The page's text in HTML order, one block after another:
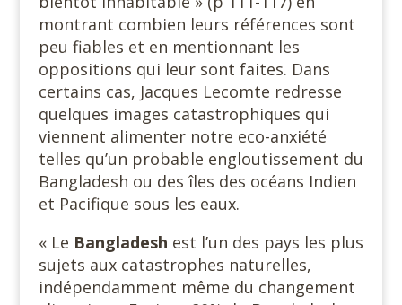
montrant combien leurs références sont
peu fiables et en mentionnant les
oppositions qui leur sont faites. Dans
certains cas, Jacques Lecomte redresse
quelques images catastrophiques qui
viennent alimenter notre eco-anxiété
telles qu’un probable engloutissement du
Bangladesh ou des îles des océans Indien
et Pacifique sous les eaux.
« Le Bangladesh est l’un des pays les plus
sujets aux catastrophes naturelles,
indépendamment même du changement